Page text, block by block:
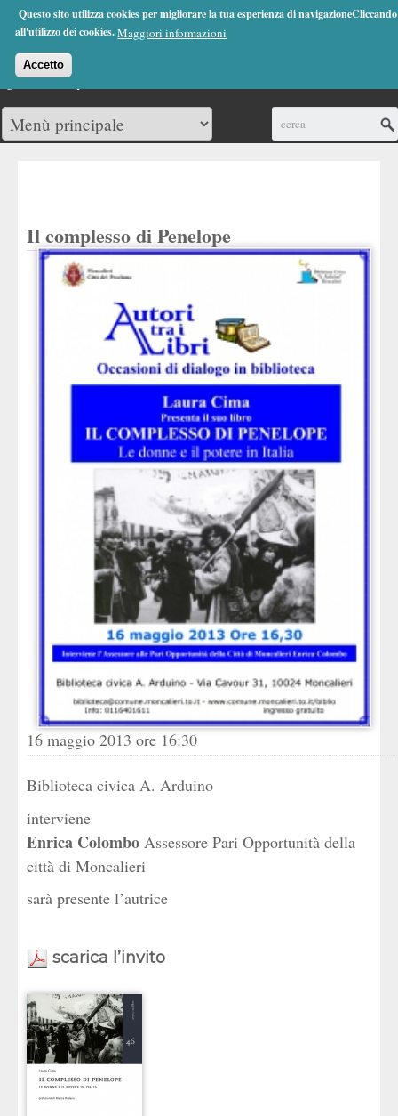
Questo sito utilizza cookies per migliorare la tua esperienza di
all'utilizzo dei cookies.Maggiori informazioni
Accetto
Jump to Navigation
(0)
Il complesso di Penelope
16 maggio 2013 ore 16:30
Biblioteca civica A. Arduino
interviene
Enrica Colombo Assessore Pari Opportunità della
città di Moncalieri
sarà presente l’autrice
scarica l’invito